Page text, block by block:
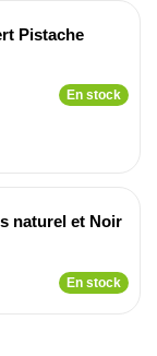
Pistache
En stock
naturel et Noir
En stock